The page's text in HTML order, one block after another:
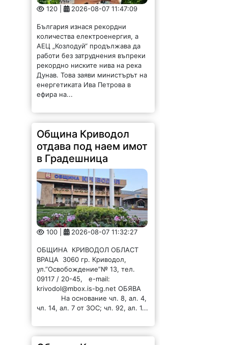
120 | 2026-08-07 11:47:09
България изнася рекордни
количества електроенергия, а
АЕЦ „Козлодуй“ продължава да
работи без затруднения въпреки
рекордно ниските нива на река
Дунав. Това заяви министърът на
енергетиката Ива Петрова в
ефира на...
Община Криводол
отдава под наем имот
в Градешница
100 | 2026-08-07 11:32:27
ОБЩИНА КРИВОДОЛ ОБЛАСТ
ВРАЦА 3060 гр. Криводол,
ул.”Освобождение”№ 13, тел.
09117 / 20-45, e-mail:
krivodol@mbox.is-bg.net ОБЯВА
На основание чл. 8, ал. 4,
чл. 14, ал. 7 от ЗОС; чл. 92, ал. 1...